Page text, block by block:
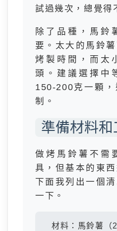
試過幾次，總覺得
除了品種，馬鈴
要。太大的馬鈴
烤製時間，而太
頭。建議選擇中
150-200克一顆
制。
準備材料
做烤馬鈴薯不需
具，但基本的東
下面我列出一個
一下。
材料：馬鈴薯（